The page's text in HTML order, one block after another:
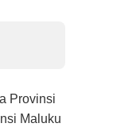
Provinsi
Maluku